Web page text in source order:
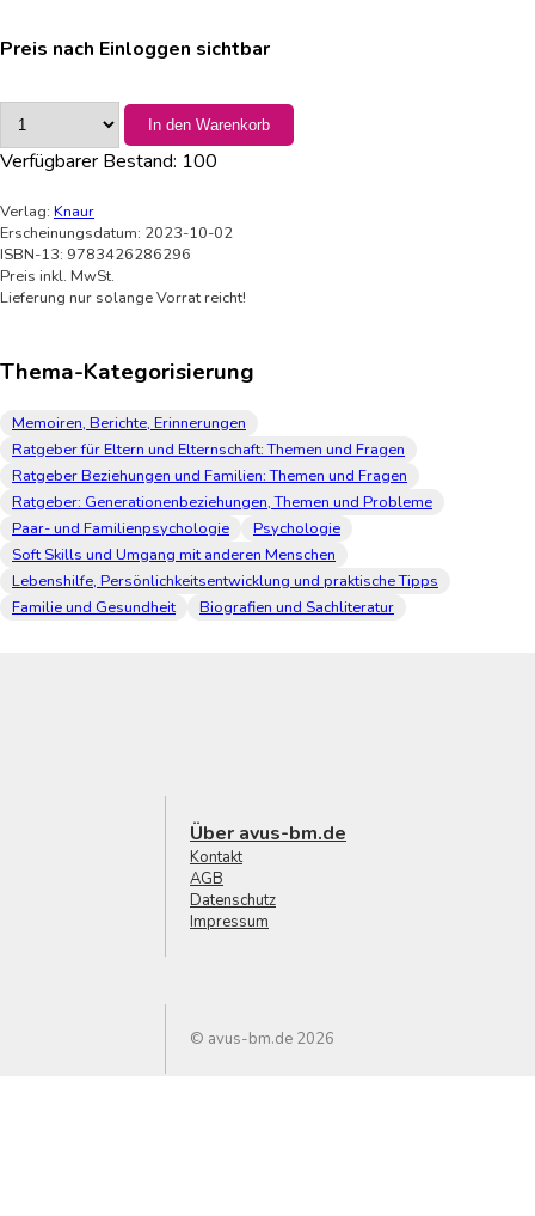
Preis nach Einloggen sichtbar
In den Warenkorb
Verfügbarer Bestand: 100
Verlag: Knaur
Erscheinungsdatum: 2023-10-02
ISBN-13: 9783426286296
Preis inkl. MwSt.
Lieferung nur solange Vorrat reicht!
Thema-Kategorisierung
Memoiren, Berichte, Erinnerungen
Ratgeber für Eltern und Elternschaft: Themen und Fragen
Ratgeber Beziehungen und Familien: Themen und Fragen
Ratgeber: Generationenbeziehungen, Themen und Probleme
Paar- und Familienpsychologie
Psychologie
Soft Skills und Umgang mit anderen Menschen
Lebenshilfe, Persönlichkeitsentwicklung und praktische Tipps
Familie und Gesundheit
Biografien und Sachliteratur
Über avus-bm.de
Kontakt
AGB
Datenschutz
Impressum
© avus-bm.de 2026